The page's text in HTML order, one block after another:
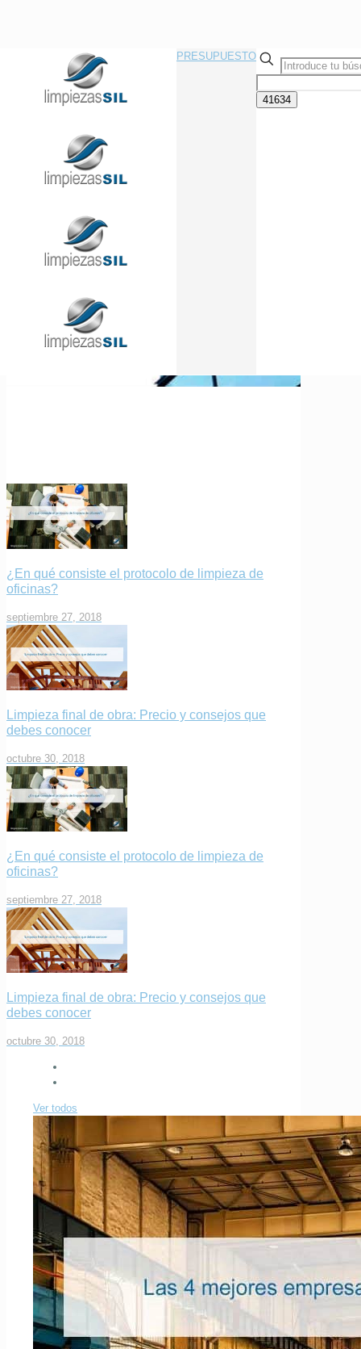
Llama Ahora Sin Compromiso
91 433 08 95
PRESUPUESTO
Las 4 mejores empresas de
industriales
¿En qué consiste el protocolo de limpieza de
oficinas?
septiembre 27, 2018
Limpieza final de obra: Precio y consejos que
debes conocer
octubre 30, 2018
¿En qué consiste el protocolo de limpieza de
oficinas?
septiembre 27, 2018
Limpieza final de obra: Precio y consejos que
debes conocer
octubre 30, 2018
Ver todos